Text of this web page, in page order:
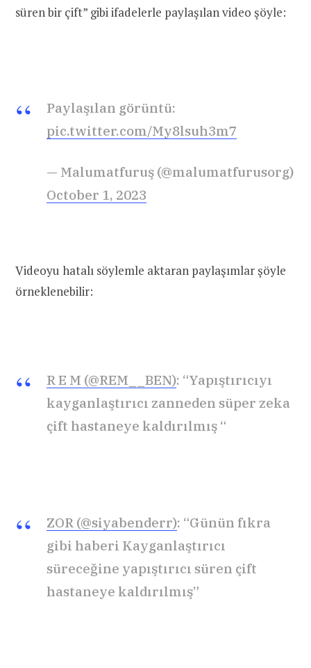
süren bir çift” gibi ifadelerle paylaşılan video şöyle:
Paylaşılan görüntü:
pic.twitter.com/My8lsuh3m7
— Malumatfuruş (@malumatfurusorg)
October 1, 2023
Videoyu hatalı söylemle aktaran paylaşımlar şöyle
örneklenebilir:
R E M (@REM__BEN): “Yapıştırıcıyı
kayganlaştırıcı zanneden süper zeka
çift hastaneye kaldırılmış “
ZOR (@siyabenderr): “Günün fıkra
gibi haberi Kayganlaştırıcı
süreceğine yapıştırıcı süren çift
hastaneye kaldırılmış”